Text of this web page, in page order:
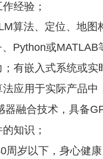
经验；
算法、定位、地图
Python或MATLAB
有嵌入式系统或实
应用于实际产品中
器融合技术，具备
知识；
周岁以下，身心健